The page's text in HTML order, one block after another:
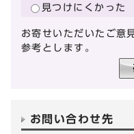
見つけにくかった
お寄せいただいたご意
参考とします。
お問い合わせ先